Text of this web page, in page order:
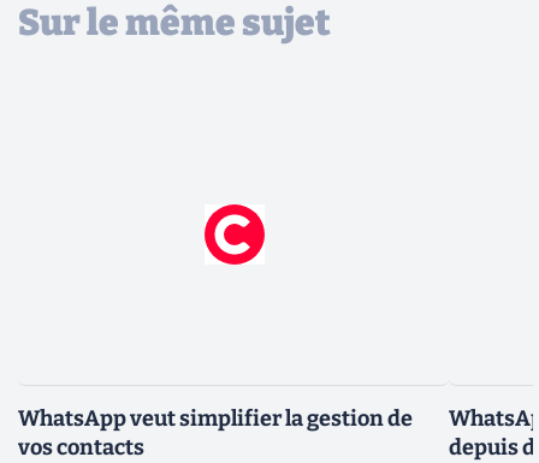
Sur le même sujet
WhatsApp veut simplifier la gestion de
vos contacts
depuis